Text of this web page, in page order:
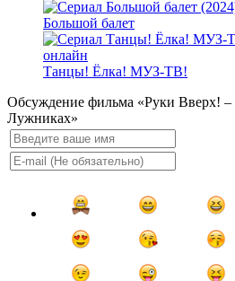
Большой балет
Танцы! Ёлка! МУЗ-ТВ!
Обсуждение фильма «Руки Вверх!
Лужниках»